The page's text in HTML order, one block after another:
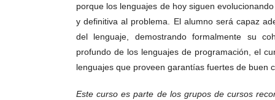
porque los lenguajes de hoy siguen
y definitiva al problema. El alumno será capaz
del lenguaje, demostrando formalmente su
profundo de los lenguajes de programación, el
lenguajes que proveen garantías fuertes de buen
Este curso es parte de los grupos de cursos